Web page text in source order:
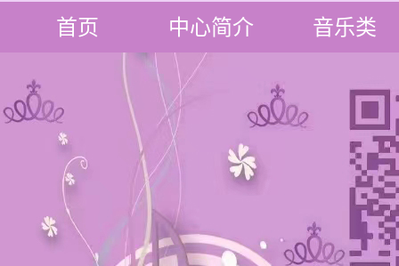
首页 中心简介 音乐类